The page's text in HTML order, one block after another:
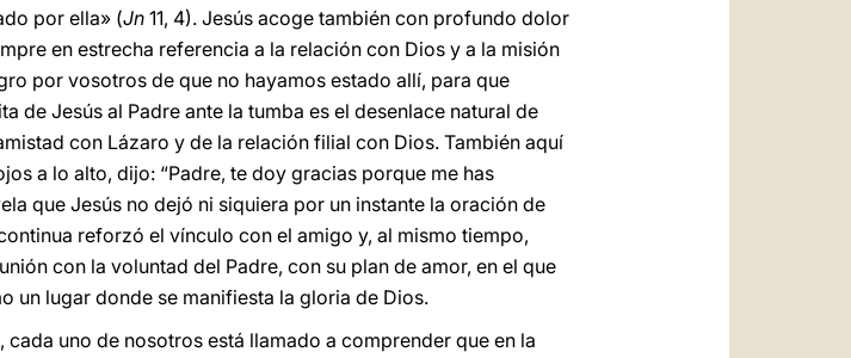
por ella» (Jn 11, 4). Jesús acoge también con profundo dolor
en estrecha referencia a la relación con Dios y a la misión
por vosotros de que no hayamos estado allí, para que
de Jesús al Padre ante la tumba es el desenlace natural de
con Lázaro y de la relación filial con Dios. También aquí
a lo alto, dijo: “Padre, te doy gracias porque me has
que Jesús no dejó ni siquiera por un instante la oración de
reforzó el vínculo con el amigo y, al mismo tiempo,
con la voluntad del Padre, con su plan de amor, en el que
un lugar donde se manifiesta la gloria de Dios.
uno de nosotros está llamado a comprender que en la